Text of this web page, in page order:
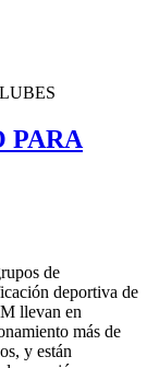
PARA
de
deportiva de
llevan en
más de
y están